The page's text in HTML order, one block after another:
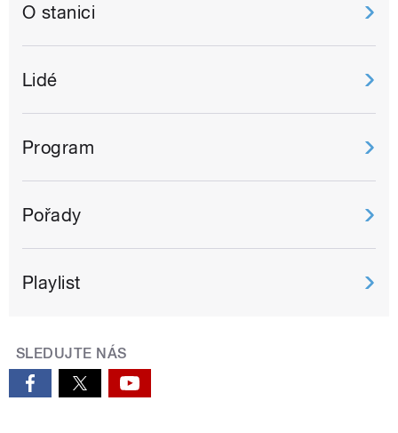
O stanici
Lidé
Program
Pořady
Playlist
SLEDUJTE NÁS